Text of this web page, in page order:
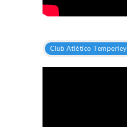
Club Atlético Temperley